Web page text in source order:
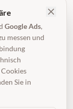
Google Ads,
messen und
Sie in